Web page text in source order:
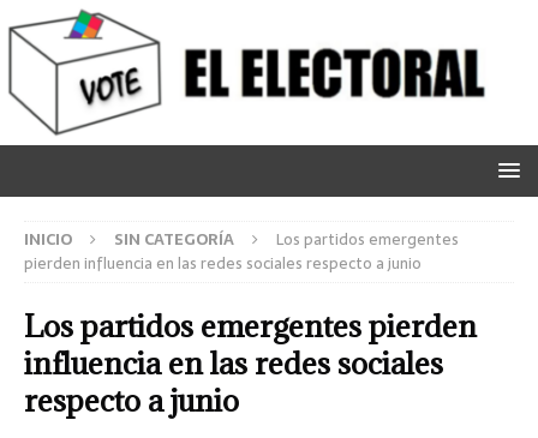
INICIO SIN CATEGORÍA
Los partidos emergentes
pierden influencia en las redes sociales respecto a junio
Los partidos emergentes pierden
influencia en las redes sociales
respecto a junio